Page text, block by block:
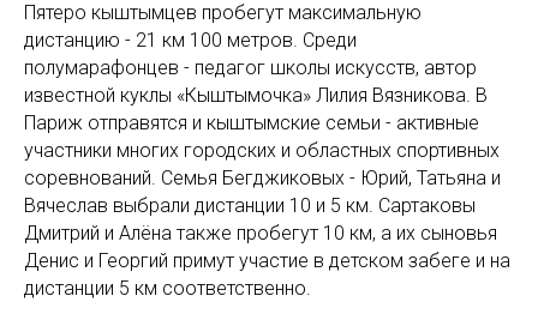
Пятеро кыштымцев пробегут максимальную
дистанцию - 21 км 100 метров. Среди
полумарафонцев - педагог школы искусств, автор
известной куклы «Кыштымочка» Лилия Вязникова. В
Париж отправятся и кыштымские семьи - активные
участники многих городских и областных спортивных
соревнований. Семья Бегджиковых - Юрий, Татьяна и
Вячеслав выбрали дистанции 10 и 5 км. Сартаковы
Дмитрий и Алёна также пробегут 10 км, а их сыновья
Денис и Георгий примут участие в детском забеге и на
дистанции 5 км соответственно.